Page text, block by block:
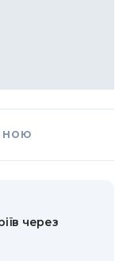
через